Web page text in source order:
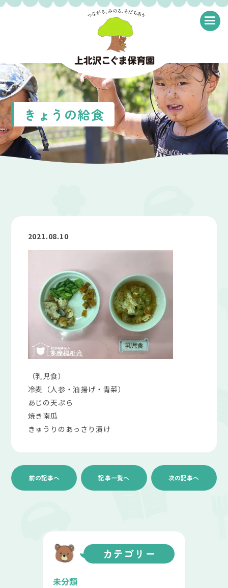
≡
きょうの給食
2021.08.10
（乳児食）
冷麦（人参・油揚げ・青菜）
あじの天ぷら
焼き南瓜
きゅうりのあっさり漬け
前の記事へ 記事一覧へ 次の記事へ
カテゴリー
未分類